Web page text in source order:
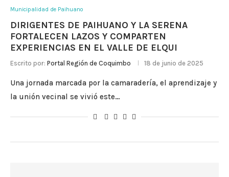
Municipalidad de Paihuano
DIRIGENTES DE PAIHUANO Y LA SERENA
FORTALECEN LAZOS Y COMPARTEN
EXPERIENCIAS EN EL VALLE DE ELQUI
Escrito por: Portal Región de Coquimbo 18 de junio de 2025
Una jornada marcada por la camaradería, el aprendizaje y
la unión vecinal se vivió este…